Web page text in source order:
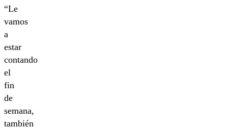
“Le
vamos
a
estar
contando
el
fin
de
semana,
también